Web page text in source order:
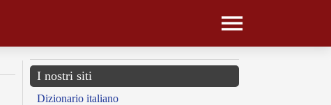
I nostri siti
Dizionario italiano